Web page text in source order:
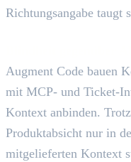
Richtungsangabe taugt
Augment Code bauen
mit MCP- und Ticket-
Kontext anbinden.
Produktabsicht nur in
mitgelieferten Kontext